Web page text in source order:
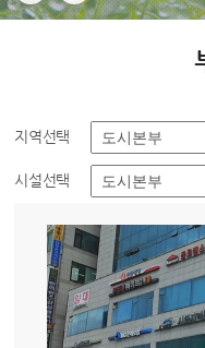
지역선택
시설선택